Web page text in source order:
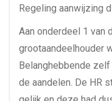
Regeling aanwijzing
Aan onderdeel 1 van
grootaandeelhouder
Belanghebbende
de aandelen. De HR